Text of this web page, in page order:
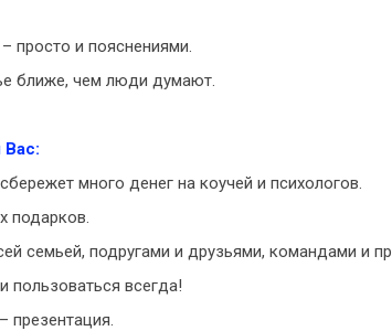
просто и пояснениями.
ближе, чем люди думают.
много денег на коучей и психологов.
подарков.
семьей, подругами и друзьями, командами и пр.
всегда!
презентация.